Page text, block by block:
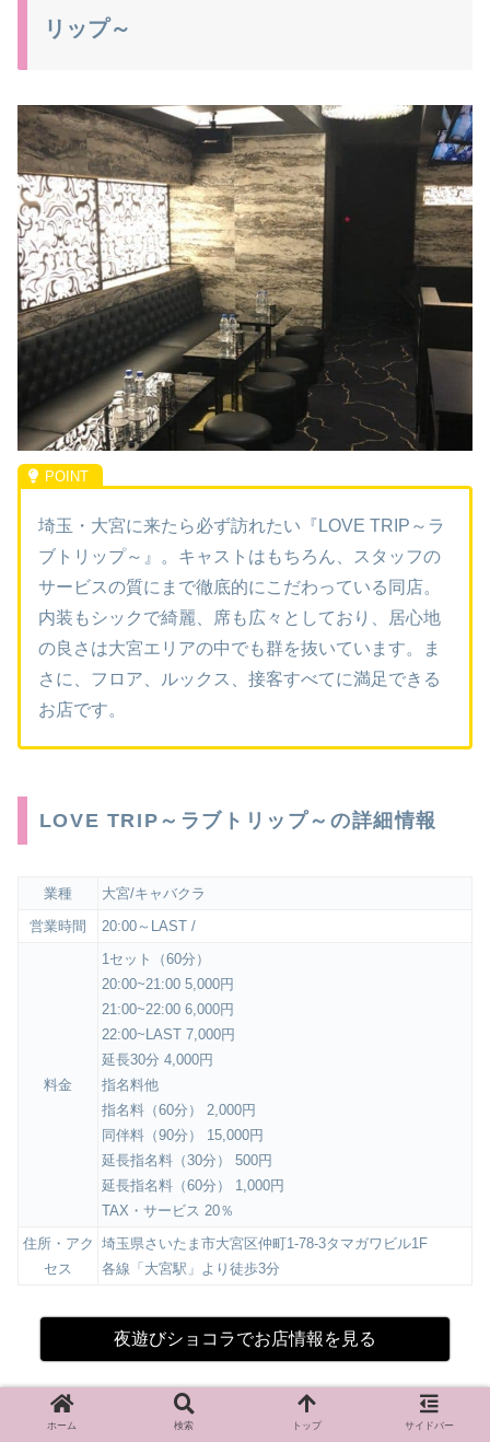
リップ～
埼玉・大宮に来たら必ず訪れたい『LOVE TRIP～ラ
ブトリップ～』。キャストはもちろん、スタッフの
サービスの質にまで徹底的にこだわっている同店。
内装もシックで綺麗、席も広々としており、居心地
の良さは大宮エリアの中でも群を抜いています。ま
さに、フロア、ルックス、接客すべてに満足できる
お店です。
LOVE TRIP～ラブトリップ～の詳細情報
業種
大宮/キャバクラ
営業時間
20:00～LAST /
料金
1セット（60分）
20:00~21:00 5,000円
21:00~22:00 6,000円
22:00~LAST 7,000円
延長30分 4,000円
指名料他
指名料（60分） 2,000円
同伴料（90分） 15,000円
延長指名料（30分） 500円
延長指名料（60分） 1,000円
TAX・サービス 20％
住所・アク
セス
埼玉県さいたま市大宮区仲町1-78-3タマガワビル1F
各線「大宮駅」より徒歩3分
夜遊びショコラでお店情報を見る
体入ショコラで求人情報を見る
ホーム 検索 トップ サイドバー